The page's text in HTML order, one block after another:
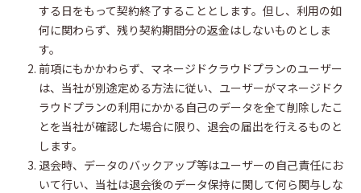
する日をもって契約終了することとします。但し、利用の如
何に関わらず、残り契約期間分の返金はしないものとしま
す。
前項にもかかわらず、マネージドクラウドプランのユーザー
は、当社が別途定める方法に従い、ユーザーがマネージドク
ラウドプランの利用にかかる自己のデータを全て削除したこ
とを当社が確認した場合に限り、退会の届出を行えるものと
します。
退会時、データのバックアップ等はユーザーの自己責任にお
いて行い、当社は退会後のデータ保持に関して何ら関与しな